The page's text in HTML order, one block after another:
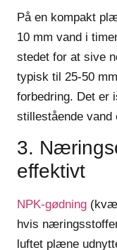
På en kompakt
10 mm vand i
stedet for at sive
typisk til 25-50
forbedring. Det er
stillestående vand
3.
effektivt
NPK-gødning
hvis
luftet plæne